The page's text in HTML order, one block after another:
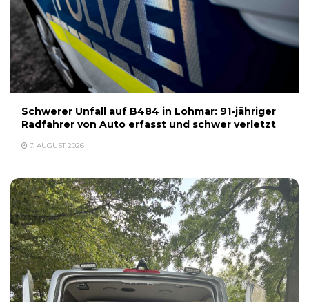
Schwerer Unfall auf B484 in Lohmar: 91-jähriger
Radfahrer von Auto erfasst und schwer verletzt
7. AUGUST 2026